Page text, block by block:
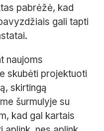
pabrėžė, kad
gali tapti
naujoms
skubėti projektuoti
skirtingą
šurmulyje su
kad gal kartais